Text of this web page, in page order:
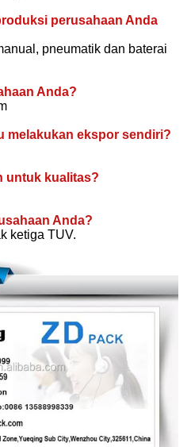
perusahaan Anda
pneumatik dan baterai
Anda?
melakukan ekspor sendiri?
untuk kualitas?
Anda?
ketiga TUV.